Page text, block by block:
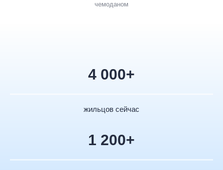
чемоданом
4 000+
жильцов сейчас
1 200+